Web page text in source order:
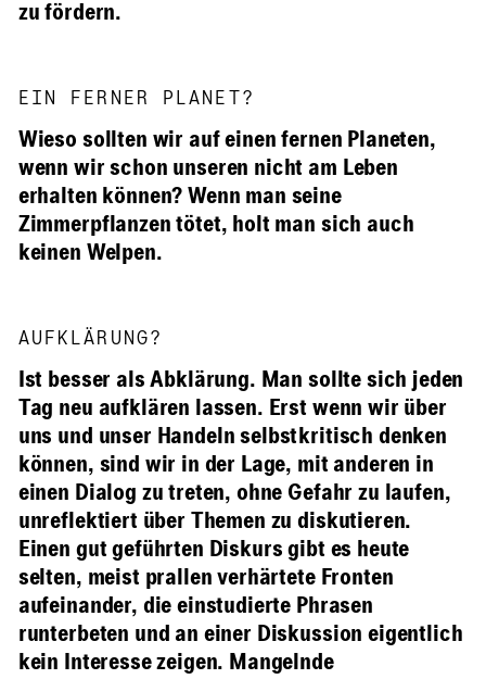
zu fördern.
EIN FERNER PLANET?
Wieso sollten wir auf einen fernen Planeten,
wenn wir schon unseren nicht am Leben
erhalten können? Wenn man seine
Zimmerpflanzen tötet, holt man sich auch
keinen Welpen.
AUFKLÄRUNG?
Ist besser als Abklärung. Man sollte sich jeden
Tag neu aufklären lassen. Erst wenn wir über
uns und unser Handeln selbstkritisch denken
können, sind wir in der Lage, mit anderen in
einen Dialog zu treten, ohne Gefahr zu laufen,
unreflektiert über Themen zu diskutieren.
Einen gut geführten Diskurs gibt es heute
selten, meist prallen verhärtete Fronten
aufeinander, die einstudierte Phrasen
runterbeten und an einer Diskussion eigentlich
kein Interesse zeigen. Mangelnde